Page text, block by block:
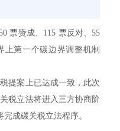
票赞成、115 票反对、55
上第一个碳边界调整机制
提案上已达成一致，此次
税立法将进入三方协商阶
成碳关税立法程序。